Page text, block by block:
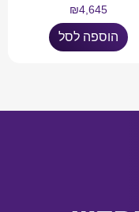
₪4,645
הוספה לסל